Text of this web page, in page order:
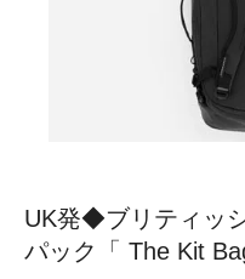
UK発◆ブリティッ
パック「 The Kit